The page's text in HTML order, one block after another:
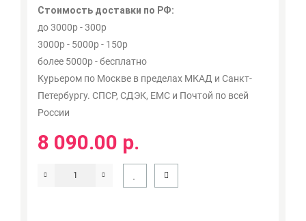
Стоимость доставки по РФ:
до 3000р - 300р
3000р - 5000р - 150р
более 5000р - бесплатно
Курьером по Москве в пределах МКАД и Санкт-
Петербургу. СПСР, СДЭК, ЕМС и Почтой по всей
России
8 090.00 р.